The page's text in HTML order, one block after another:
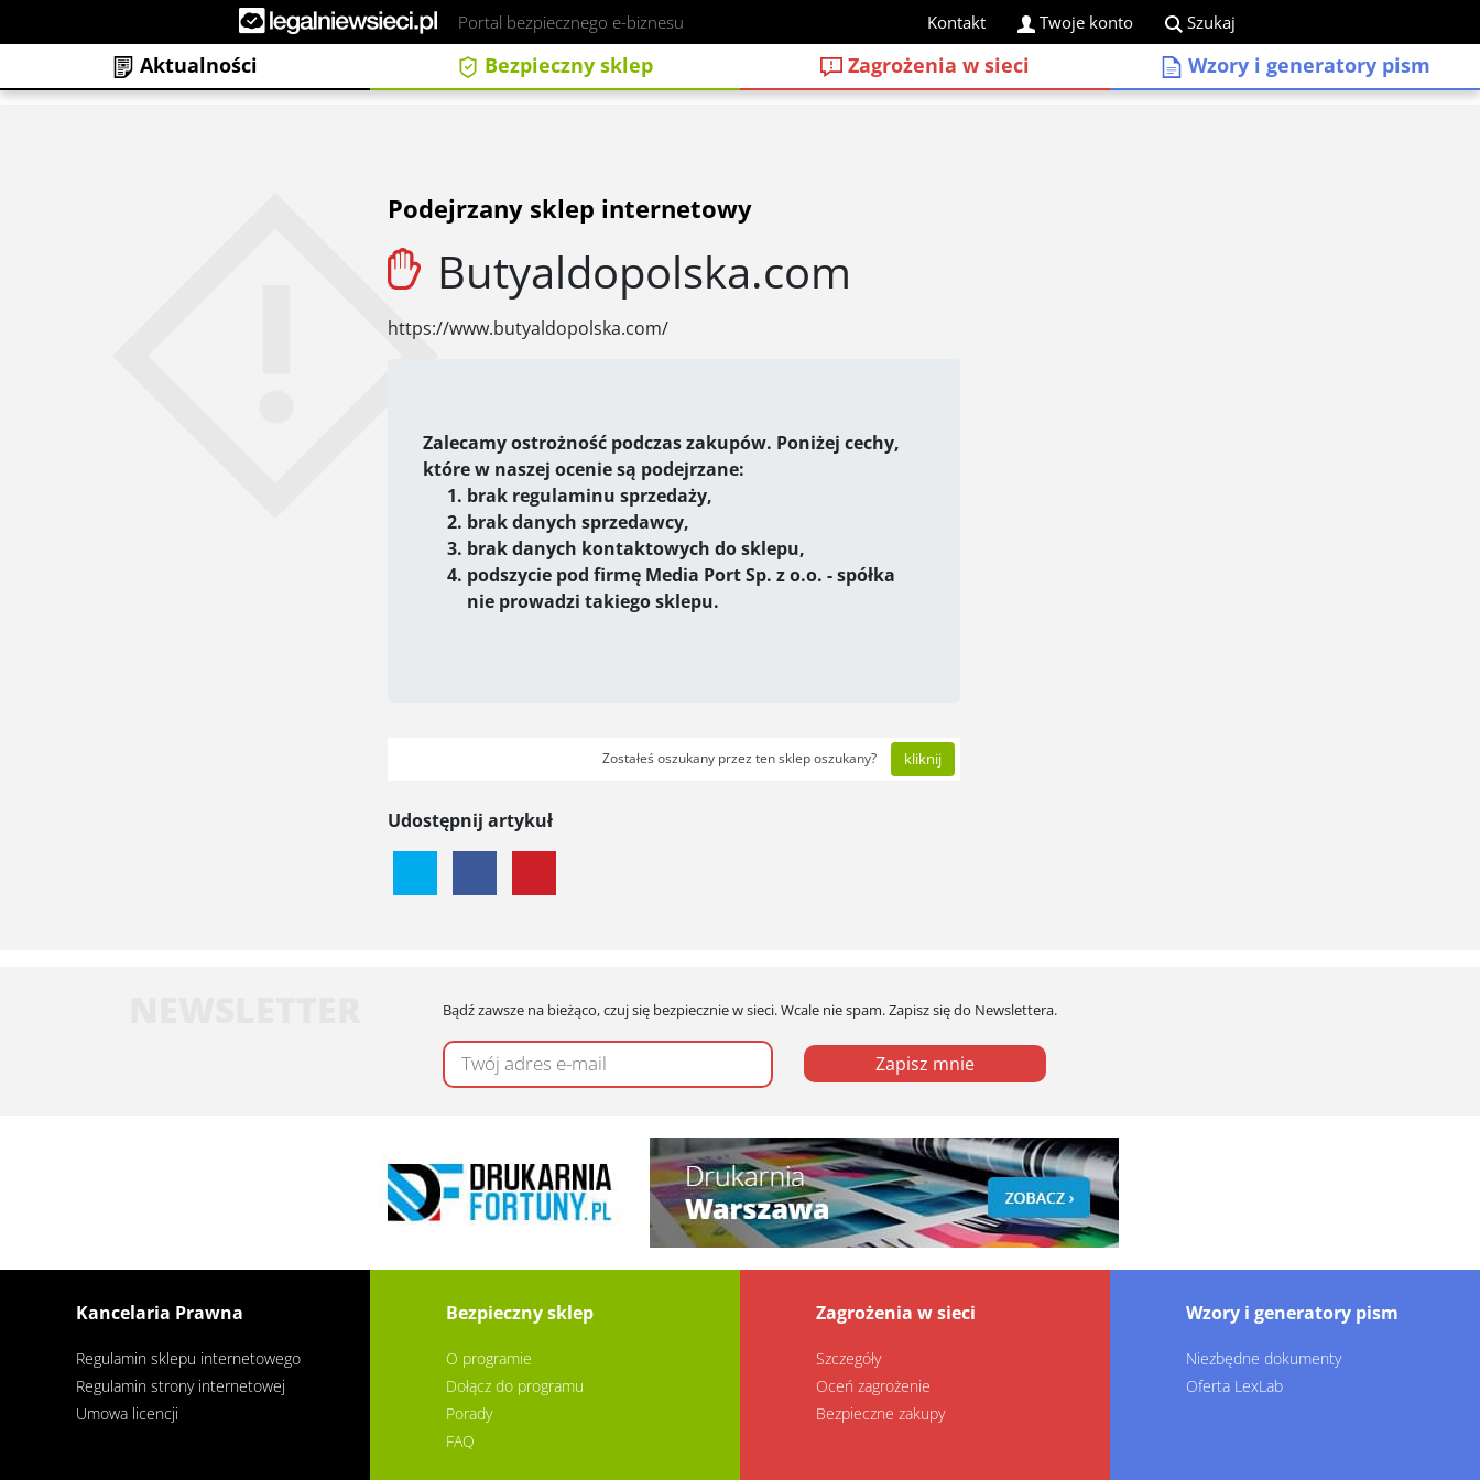
Portal bezpiecznego e-biznesu Kontakt Twoje konto Szukaj
Aktualności Bezpieczny sklep Zagrożenia w sieci Wzory i generatory pism
Podejrzany sklep internetowy
Butyaldopolska.com
https://www.butyaldopolska.com/
Zalecamy ostrożność podczas zakupów. Poniżej cechy,
które w naszej ocenie są podejrzane:
brak regulaminu sprzedaży,
brak danych sprzedawcy,
brak danych kontaktowych do sklepu,
podszycie pod firmę Media Port Sp. z o.o. - spółka
nie prowadzi takiego sklepu.
Zostałeś oszukany przez ten sklep oszukany? kliknij
Udostępnij artykuł
Bądź zawsze na bieżąco, czuj się bezpiecznie w sieci. Wcale nie spam. Zapisz się do Newslettera.
Zapisz mnie
Kancelaria Prawna
Regulamin sklepu internetowego
Regulamin strony internetowej
Umowa licencji
Bezpieczny sklep
O programie
Dołącz do programu
Porady
FAQ
Zagrożenia w sieci
Szczegóły
Oceń zagrożenie
Bezpieczne zakupy
Wzory i generatory pism
Niezbędne dokumenty
Oferta LexLab